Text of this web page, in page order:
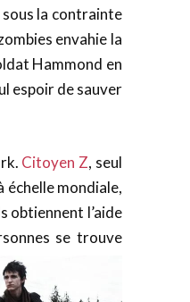
sous la contrainte
envahie la
Hammond en
espoir de sauver
Citoyen Z, seul
échelle mondiale,
obtiennent l’aide
se trouve